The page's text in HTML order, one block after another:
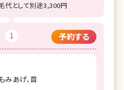
代として別途3,300円
1 予約する
みあげ、首